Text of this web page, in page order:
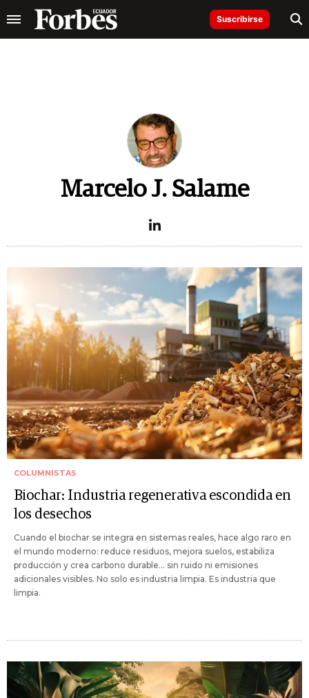
Suscribirse
Marcelo J. Salame
COLUMNISTAS
Biochar: Industria regenerativa escondida en
los desechos
Cuando el biochar se integra en sistemas reales, hace algo raro en
el mundo moderno: reduce residuos, mejora suelos, estabiliza
producción y crea carbono durable… sin ruido ni emisiones
adicionales visibles. No solo es industria limpia. Es industria que
limpia.